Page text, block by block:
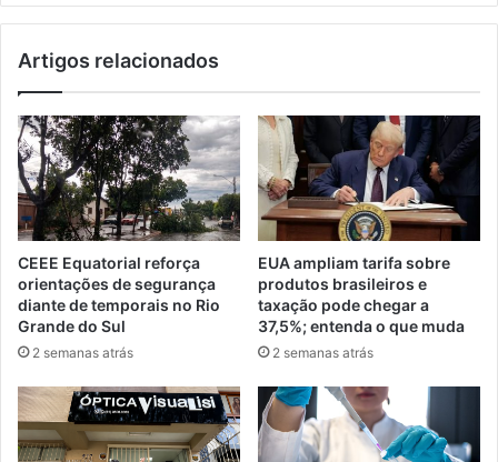
Artigos relacionados
CEEE Equatorial reforça
orientações de segurança
diante de temporais no Rio
Grande do Sul
2 semanas atrás
EUA ampliam tarifa sobre
produtos brasileiros e
taxação pode chegar a
37,5%; entenda o que muda
2 semanas atrás